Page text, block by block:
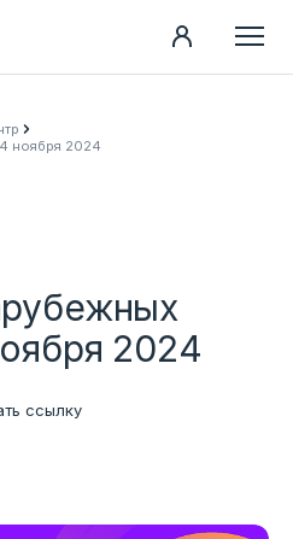
ноября 2024
2024
ссылку